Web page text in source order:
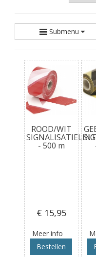
Submenu
ROOD/WIT
SIGNALISATIELINT
- 500 m
€ 15,95
Meer info
Bestellen